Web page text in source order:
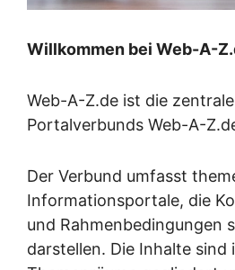
Willkommen bei Web-A-
Web-A-Z.de ist die
Portalverbunds Web-A-
Der Verbund umfasst
Informationsportale, die
und Rahmenbedingungen
darstellen. Die Inhalte sind